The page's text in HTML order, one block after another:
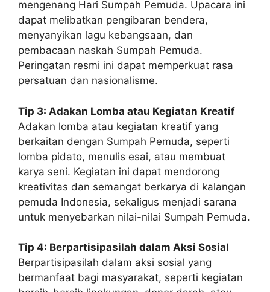
mengenang Hari Sumpah Pemuda. Upacara ini
dapat melibatkan pengibaran bendera,
menyanyikan lagu kebangsaan, dan
pembacaan naskah Sumpah Pemuda.
Peringatan resmi ini dapat memperkuat rasa
persatuan dan nasionalisme.
Tip 3: Adakan Lomba atau Kegiatan Kreatif
Adakan lomba atau kegiatan kreatif yang
berkaitan dengan Sumpah Pemuda, seperti
lomba pidato, menulis esai, atau membuat
karya seni. Kegiatan ini dapat mendorong
kreativitas dan semangat berkarya di kalangan
pemuda Indonesia, sekaligus menjadi sarana
untuk menyebarkan nilai-nilai Sumpah Pemuda.
Tip 4: Berpartisipasilah dalam Aksi Sosial
Berpartisipasilah dalam aksi sosial yang
bermanfaat bagi masyarakat, seperti kegiatan